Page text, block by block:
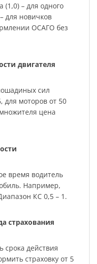
– для одного
для новичков
ОСАГО без
двигателя
сил
для моторов от 50
цена
время водитель
Например,
КС 0,5 – 1.
страхования
срока действия
страховку от 5